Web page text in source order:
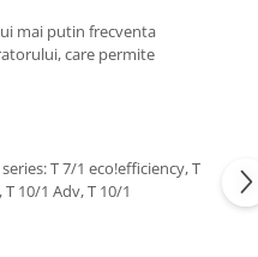
mai putin frecventa
care permite
series: T 7/1 eco!efficiency, T
T 10/1 Adv, T 10/1